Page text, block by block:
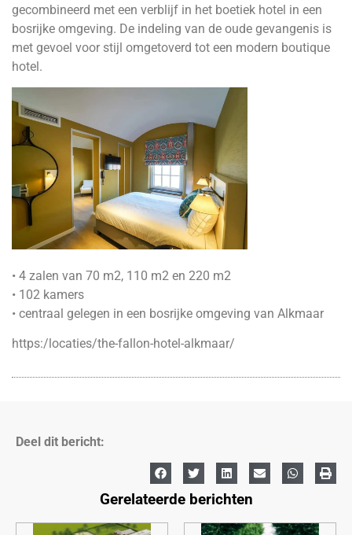
gecombineerd met een verblijf in het boetiek hotel in een
bosrijke omgeving. De indeling van de oude gevangenis is
met gevoel voor stijl omgetoverd tot een modern boutique
hotel.
• 4 zalen van 70 m2, 110 m2 en 220 m2
• 102 kamers
• centraal gelegen in een bosrijke omgeving van Alkmaar
https:/locaties/the-fallon-hotel-alkmaar/
Deel dit bericht:
Gerelateerde berichten